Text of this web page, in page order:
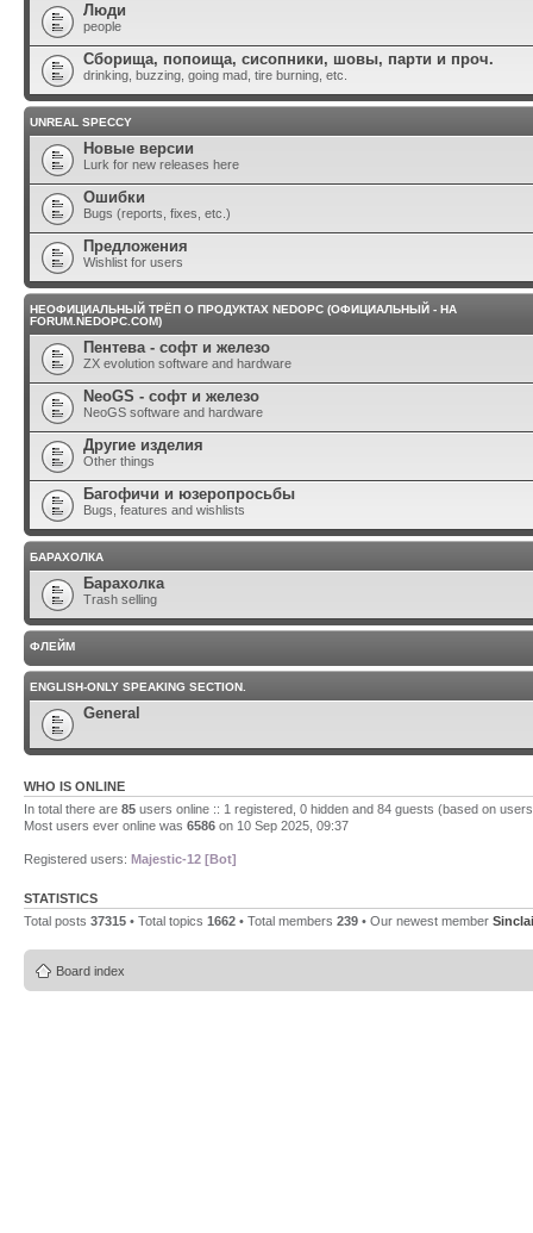
Люди
people
Сборища, попоища, сисопники, шовы, парти и проч.
drinking, buzzing, going mad, tire burning, etc.
UNREAL SPECCY
Новые версии
Lurk for new releases here
Ошибки
Bugs (reports, fixes, etc.)
Предложения
Wishlist for users
НЕОФИЦИАЛЬНЫЙ ТРЁП О ПРОДУКТАХ NEDOPC (ОФИЦИАЛЬНЫЙ - НА
FORUM.NEDOPC.COM)
Пентева - софт и железо
ZX evolution software and hardware
NeoGS - софт и железо
NeoGS software and hardware
Другие изделия
Other things
Багофичи и юзеропросьбы
Bugs, features and wishlists
БАРАХОЛКА
Барахолка
Trash selling
ФЛЕЙМ
ENGLISH-ONLY SPEAKING SECTION.
General
WHO IS ONLINE
In total there are 85 users online :: 1 registered, 0 hidden and 84 guests (based on
Most users ever online was 6586 on 10 Sep 2025, 09:37
Registered users: Majestic-12 [Bot]
STATISTICS
Total posts 37315 • Total topics 1662 • Total members 239 • Our newest member
Board index